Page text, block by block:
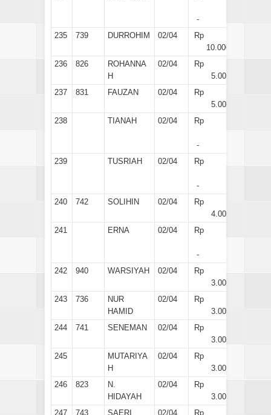
-
235
739 DURROHIM 02/04
Rp
10.000
236
826
ROHANNA
H
02/04
Rp
5.000
237
831 FAUZAN 02/04
Rp
5.000
238
TIANAH 02/04 Rp
-
239
TUSRIAH 02/04 Rp
-
240
742 SOLIHIN 02/04
Rp
4.000
241
ERNA 02/04 Rp
-
242
940 WARSIYAH 02/04
Rp
3.000
243
736
NUR
HAMID
02/04
Rp
3.000
244
741 SENEMAN 02/04
Rp
3.000
245
MUTARIYA
H
02/04
Rp
3.000
246
823
N.
HIDAYAH
02/04
Rp
3.000
247
743 SAERI 02/04
Rp